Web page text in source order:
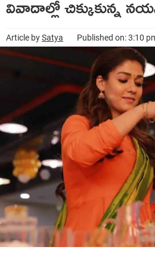
వివాదాల్లో చిక్కుకున్న
Article bySatya Published on: 3:10